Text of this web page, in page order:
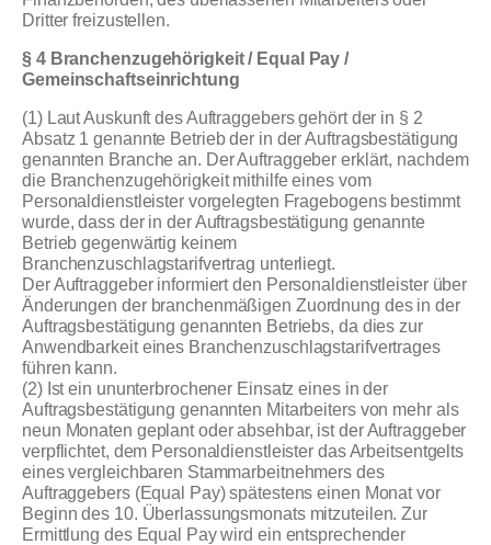
Dritter freizustellen.
§ 4 Branchenzugehörigkeit / Equal Pay /
Gemeinschaftseinrichtung
(1) Laut Auskunft des Auftraggebers gehört der in § 2
Absatz 1 genannte Betrieb der in der Auftragsbestätigung
genannten Branche an. Der Auftraggeber erklärt, nachdem
die Branchenzugehörigkeit mithilfe eines vom
Personaldienstleister vorgelegten Fragebogens bestimmt
wurde, dass der in der Auftragsbestätigung genannte
Betrieb gegenwärtig keinem
Branchenzuschlagstarifvertrag unterliegt.
Der Auftraggeber informiert den Personaldienstleister über
Änderungen der branchenmäßigen Zuordnung des in der
Auftragsbestätigung genannten Betriebs, da dies zur
Anwendbarkeit eines Branchenzuschlagstarifvertrages
führen kann.
(2) Ist ein ununterbrochener Einsatz eines in der
Auftragsbestätigung genannten Mitarbeiters von mehr als
neun Monaten geplant oder absehbar, ist der Auftraggeber
verpflichtet, dem Personaldienstleister das Arbeitsentgelts
eines vergleichbaren Stammarbeitnehmers des
Auftraggebers (Equal Pay) spätestens einen Monat vor
Beginn des 10. Überlassungsmonats mitzuteilen. Zur
Ermittlung des Equal Pay wird ein entsprechender